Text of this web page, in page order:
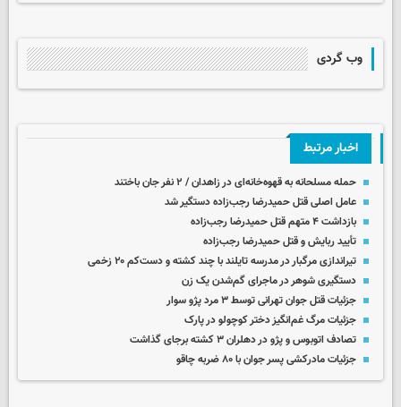
وب گردی
اخبار مرتبط
حمله مسلحانه به قهوه‌خانه‌ای در زاهدان / ۲ نفر جان باختند
عامل اصلی قتل حمیدرضا رجب‌زاده دستگیر شد
بازداشت ۴ متهم قتل حمیدرضا رجب‌زاده
تأیید ربایش و قتل حمیدرضا رجب‌زاده
تیراندازی مرگبار در مدرسه‌ تایلند با چند کشته و دست‌کم ۲۰ زخمی
دستگیری شوهر در ماجرای گم‌شدن یک زن
جزئیات قتل جوان تهرانی توسط ۳ مرد پژو سوار
جزئیات مرگ غم‌انگیز دختر کوچولو در پارک
تصادف اتوبوس و پژو در دهلران ۳ کشته برجای گذاشت
جزئیات مادرکشی پسر جوان با ۸۰ ضربه چاقو